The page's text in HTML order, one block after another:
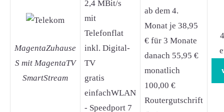
MagentaZuhause
S mit MagentaTV
SmartStream
2,4 MBit/s
mit
Telefonflat
inkl. Digital-
TV
gratis
einfachWLAN
- Speedport 7
ab dem 4.
Monat je 38,95
€ für 3 Monate
danach 55,95 €
monatlich
100,00 €
Routergutschrift